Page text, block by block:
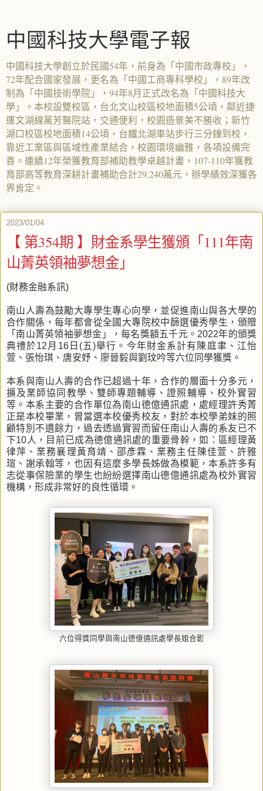
中國科技大學電子報
中國科技大學創立於民國54年，前身為「中國市政專校」，
72年配合國家發展，更名為「中國工商專科學校」，89年改
制為「中國技術學院」，94年8月正式改名為「中國科技大
學」。本校設雙校區，台北文山校區校地面積5公頃，鄰近捷
運文湖線萬芳醫院站，交通便利，校園造景美不勝收；新竹
湖口校區校地面積14公頃，台鐵北湖車站步行三分鐘到校，
靠近工業區與區域性產業結合，校園環境幽雅，各項設備完
善。連續12年榮獲教育部補助教學卓越計畫，107-110年獲教
育部高等教育深耕計畫補助合計29,240萬元，辦學績效深獲各
界肯定。
2023/01/04
【 第354期 】財金系學生獲頒「111年南
山菁英領袖夢想金」
(財務金融系訊)
南山人壽為鼓勵大專學生專心向學，並促進南山與各大學的
合作關係，每年都會從全國大專院校中篩選優秀學生，頒贈
「南山菁英領袖夢想金」，每名獎額五千元。2022年的頒獎
典禮於12月16日(五)舉行。今年財金系計有陳庭聿、江怡
萱、張怡琪、唐安妤、廖晉毅與劉玟吟等六位同學獲獎。
本系與南山人壽的合作已超過十年，合作的層面十分多元，
擴及業師協同教學、雙師專題輔導、證照輔導、校外實習
等。本系主要的合作單位為南山德億通訊處，處經理許秀菁
正是本校畢業，曾當選本校優秀校友，對於本校學弟妹的照
顧特別不遺餘力，過去透過實習而留任南山人壽的系友已不
下10人，目前已成為德億通訊處的重要骨幹，如：區經理黃
律萍、業務襄理黃育靖、邵彥霖、業務主任陳佳萱、許雅
瑄、謝承翰等，也因有這麼多學長姊做為模範，本系許多有
志從事保險業的學生也紛紛選擇南山德億通訊處為校外實習
機構，形成非常好的良性循環。
六位得獎同學與南山德億通訊處學長姐合影